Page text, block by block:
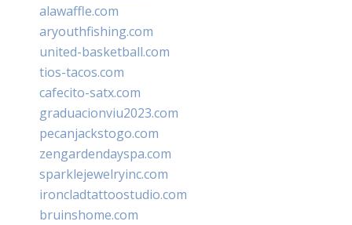
alawaffle.com
aryouthfishing.com
united-basketball.com
tios-tacos.com
cafecito-satx.com
graduacionviu2023.com
pecanjackstogo.com
zengardendayspa.com
sparklejewelryinc.com
ironcladtattoostudio.com
bruinshome.com